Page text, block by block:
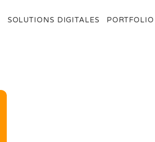
SOLUTIONS DIGITALES PORTFOLIO